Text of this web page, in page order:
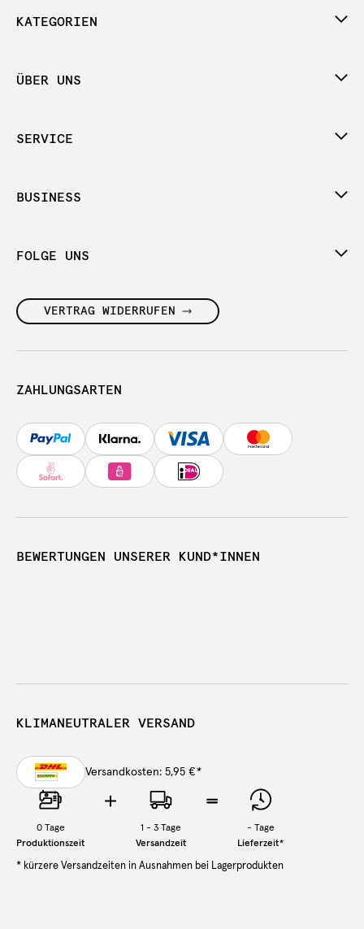
KATEGORIEN
ÜBER UNS
SERVICE
BUSINESS
FOLGE UNS
VERTRAG WIDERRUFEN
ZAHLUNGSARTEN
BEWERTUNGEN UNSERER KUND*INNEN
KLIMANEUTRALER VERSAND
Versandkosten: 5,95 €*
0Tage
Produktionszeit
1 - 3 Tage
Versandzeit
- Tage
Lieferzeit*
* kürzere Versandzeiten in Ausnahmen bei Lagerprodukten